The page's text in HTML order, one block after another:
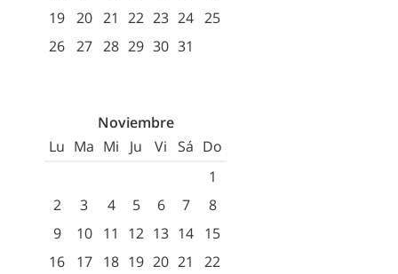
19 20 21 22 23 24 25
26 27 28 29 30 31
Noviembre
Lu Ma Mi Ju Vi Sá Do
1
2
3 4 5 6 7
8
9
10 11 12 13 14 15
16
17 18 19 20 21
22